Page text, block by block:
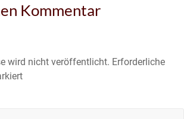
Kommentar
wird nicht veröffentlicht. Erforderliche